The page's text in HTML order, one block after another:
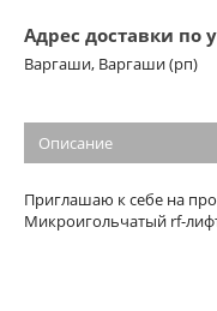
Адрес доставки по
Варгаши, Варгаши (рп)
Описание
Приглашаю к себе на
Микроигольчатый rf-